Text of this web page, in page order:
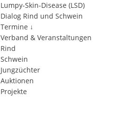
Lumpy-Skin-Disease (LSD)
Dialog Rind und Schwein
Termine ↓
Verband & Veranstaltungen
Rind
Schwein
Jungzüchter
Auktionen
Projekte